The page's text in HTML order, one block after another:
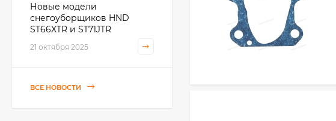
Новые модели
снегоуборщиков HND
ST66XTR и ST71JTR
21 октября 2025
ВСЕ НОВОСТИ